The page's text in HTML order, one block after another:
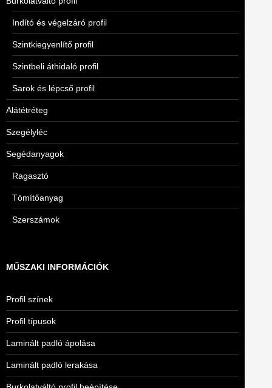
Indító és végelzáró profil
Szintkiegyenlítő profil
Szintbeli áthidaló profil
Sarok és lépcső profil
Alátétréteg
Szegélyléc
Segédanyagok
Ragasztó
Tömítőanyag
Szerszámok
MŰSZAKI INFORMÁCIÓK
Profil színek
Profil típusok
Laminált padló ápolása
Laminált padló lerakása